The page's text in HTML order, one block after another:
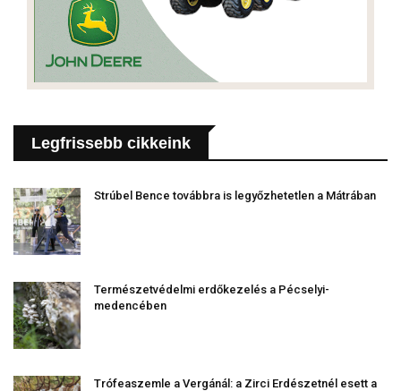
Legfrissebb cikkeink
Strúbel Bence továbbra is legyőzhetetlen a Mátrában
Természetvédelmi erdőkezelés a Pécselyi-
medencében
Trófeaszemle a Vergánál: a Zirci Erdészetnél esett a